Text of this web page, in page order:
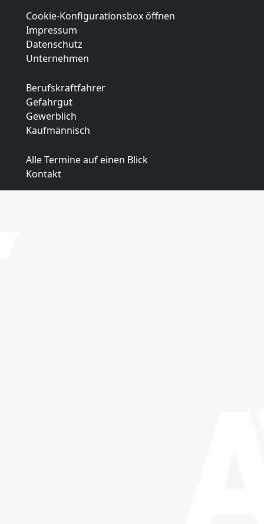
Cookie-Konfigurationsbox öffnen
Impressum
Datenschutz
Unternehmen
Berufskraftfahrer
Gefahrgut
Gewerblich
Kaufmännisch
Alle Termine auf einen Blick
Kontakt